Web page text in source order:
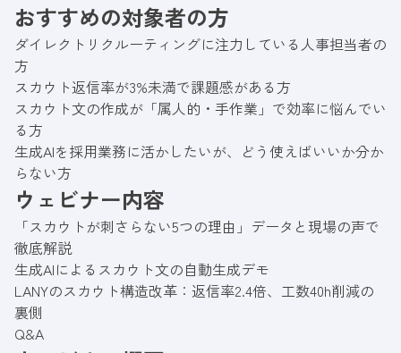
おすすめの対象者の方
ダイレクトリクルーティングに注力している人事担当者の
方
スカウト返信率が3%未満で課題感がある方
スカウト文の作成が「属人的・手作業」で効率に悩んでい
る方
生成AIを採用業務に活かしたいが、どう使えばいいか分か
らない方
ウェビナー内容
「スカウトが刺さらない5つの理由」データと現場の声で
徹底解説
生成AIによるスカウト文の自動生成デモ
LANYのスカウト構造改革：返信率2.4倍、工数40h削減の
裏側
Q&A